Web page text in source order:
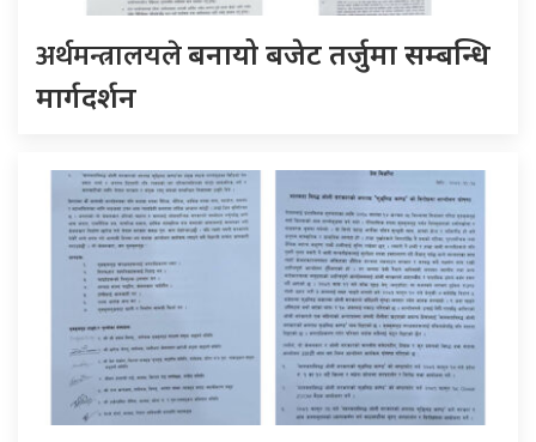
अर्थमन्त्रालयलेबनायो बजेट तर्जुमा सम्बन्धि
मार्गदर्शन